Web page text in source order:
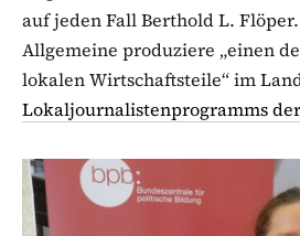
auf jeden Fall Berthold L.
Allgemeine produziere „einen
lokalen Wirtschaftsteile“ im
Lokaljournalistenprogramms